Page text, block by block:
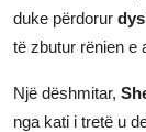
duke përdorur
të zbutur rënien e
Një dëshmitar,
nga kati i tretë u